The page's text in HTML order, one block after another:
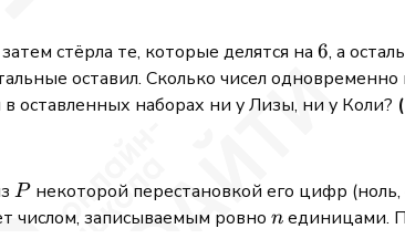
стёрла те, которые делятся на 6
6, а
оставил. Сколько чисел
в оставленных наборах ни у Лизы, ни у Коли?
P
P некоторой перестановкой его цифр (ноль,
числом, записываемым ровноn
n единицами.